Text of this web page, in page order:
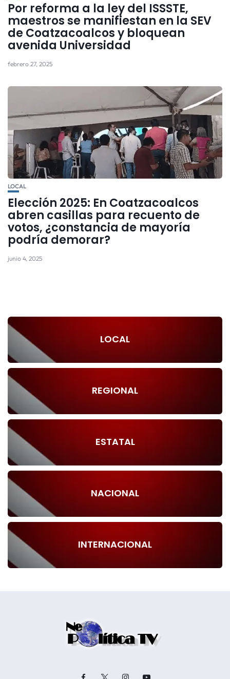
Por reforma a la ley del ISSSTE,
maestros se manifiestan en la SEV
de Coatzacoalcos y bloquean
avenida Universidad
febrero 27, 2025
LOCAL
Elección 2025: En Coatzacoalcos
abren casillas para recuento de
votos, ¿constancia de mayoría
podría demorar?
junio 4, 2025
LOCAL
REGIONAL
ESTATAL
NACIONAL
INTERNACIONAL